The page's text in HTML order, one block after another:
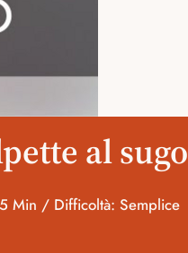
al sugo
Min / Difficoltà: Semplice